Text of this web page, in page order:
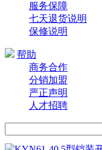
服务保障
七天退货说明
保修说明
帮助
商务合作
分销加盟
严正声明
人才招聘